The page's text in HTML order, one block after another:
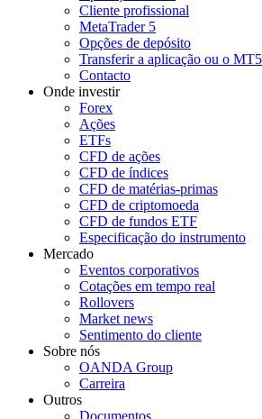
Cliente profissional
MetaTrader 5
Opções de depósito
Transferir a aplicação ou o MT5
Contacto
Onde investir
Forex
Ações
ETFs
CFD de ações
CFD de índices
CFD de matérias-primas
CFD de criptomoeda
CFD de fundos ETF
Especificação do instrumento
Mercado
Eventos corporativos
Cotações em tempo real
Rollovers
Market news
Sentimento do cliente
Sobre nós
OANDA Group
Carreira
Outros
Documentos